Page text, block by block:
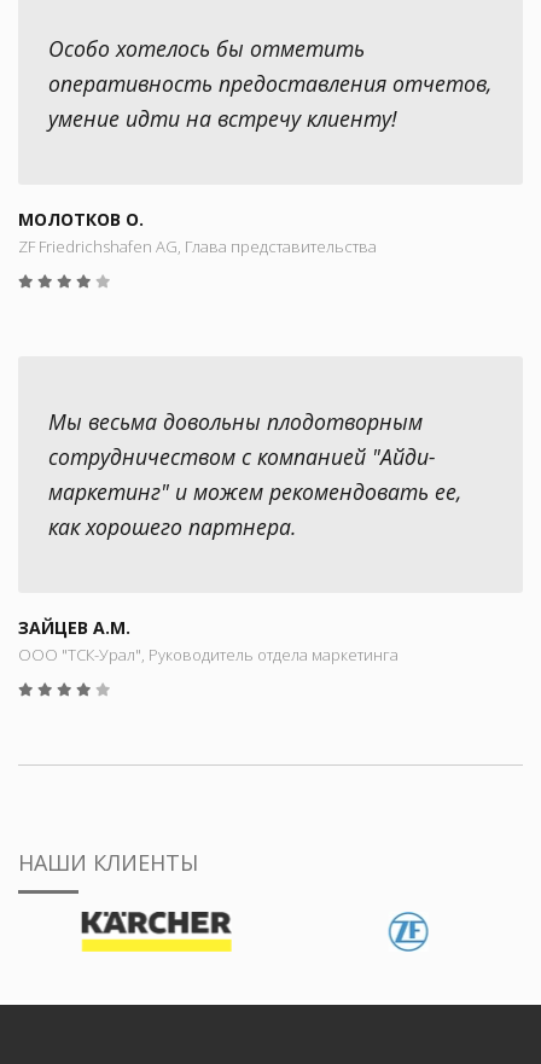
Особо хотелось бы отметить
оперативность предоставления отчетов,
умение идти на встречу клиенту!
МОЛОТКОВ О.
ZF Friedrichshafen AG, Глава представительства
Мы весьма довольны плодотворным
сотрудничеством с компанией "Айди-
маркетинг" и можем рекомендовать ее,
как хорошего партнера.
ЗАЙЦЕВ А.М.
ООО "ТСК-Урал", Руководитель отдела маркетинга
НАШИ КЛИЕНТЫ